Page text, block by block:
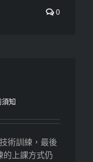
0
知
術訓練，最後
的上課方式仍